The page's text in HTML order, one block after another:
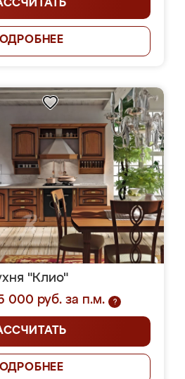
"Клио"
000 руб. за п.м.
?